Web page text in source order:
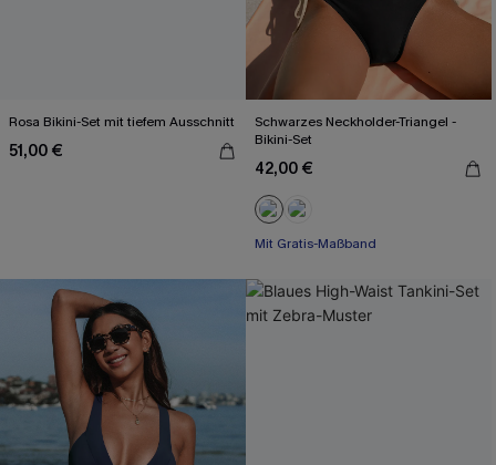
Rosa Bikini-Set mit tiefem Ausschnitt
51,00 €
Schwarzes Neckholder-Triangel -
Bikini-Set
42,00 €
Mit Gratis-Maßband